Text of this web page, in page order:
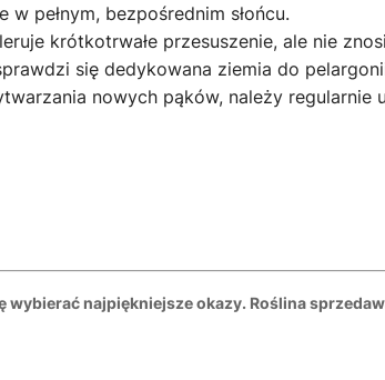
pełnym, bezpośrednim słońcu.
krótkotrwałe przesuszenie, ale nie
się dedykowana ziemia do
nowych pąków, należy
najpiękniejsze okazy. Roślina